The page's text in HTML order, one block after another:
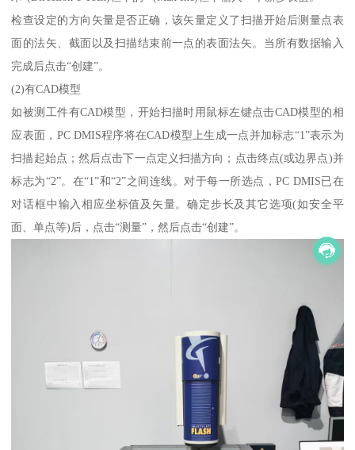
检查设定的方向矢量是否正确，该矢量定义了扫描开始后测量点表
面的法矢、截面以及扫描结束前一点的表面法矢。当所有数据输入
完成后点击“创建”。
(2)有CAD模型
如被测工件有CAD模型，开始扫描时用鼠标左键点击CAD模型的相
应表面，PC DMIS程序将在CAD模型上生成一点并加标志“1”表示为
扫描起始点；然后点击下一点定义扫描方向；点击终点(或边界点)并
标志为“2”。在“1”和“2”之间连线。对于每一所选点，PC DMIS已在
对话框中输入相应坐标值及矢量。确定步长及其它选项(如安全平
面、单点等)后，点击“测量”，然后点击“创建”。